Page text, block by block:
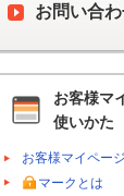
お問い合
お客様マ
使いかた
お客様マイペー
マークとは